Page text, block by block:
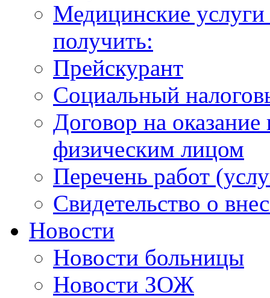
Медицинские
получить:
Прейскурант
Социальный
Договор на
физическим лицом
Перечень работ
Свидетельство о
Новости
Новости больницы
Новости ЗОЖ